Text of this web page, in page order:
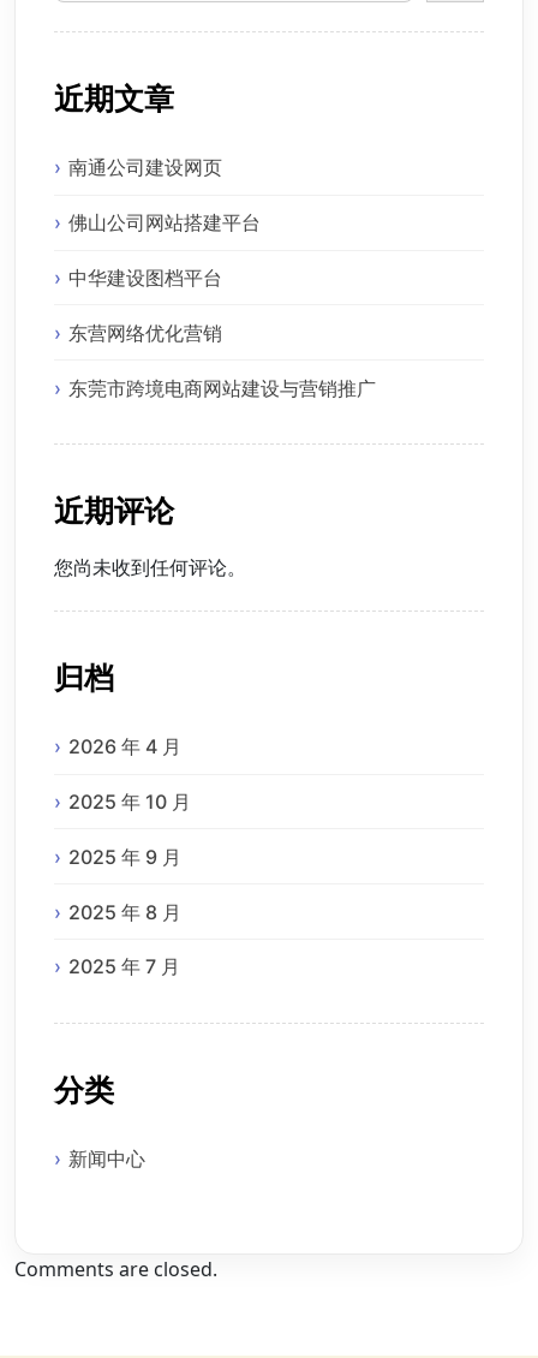
近期文章
南通公司建设网页
佛山公司网站搭建平台
中华建设图档平台
东营网络优化营销
东莞市跨境电商网站建设与营销推广
近期评论
您尚未收到任何评论。
归档
2026 年 4 月
2025 年 10 月
2025 年 9 月
2025 年 8 月
2025 年 7 月
分类
新闻中心
Comments are closed.